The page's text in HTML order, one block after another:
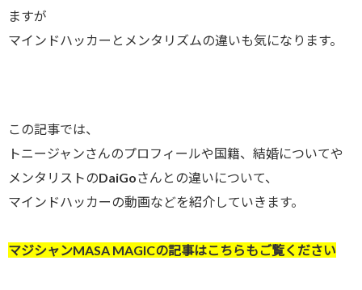
ますが
マインドハッカーとメンタリズムの違いも気になります。
この記事では、
トニージャンさんのプロフィールや国籍、結婚についてや
メンタリストのDaiGoさんとの違いについて、
マインドハッカーの動画などを紹介していきます。
マジシャンMASA MAGICの記事はこちらもご覧ください